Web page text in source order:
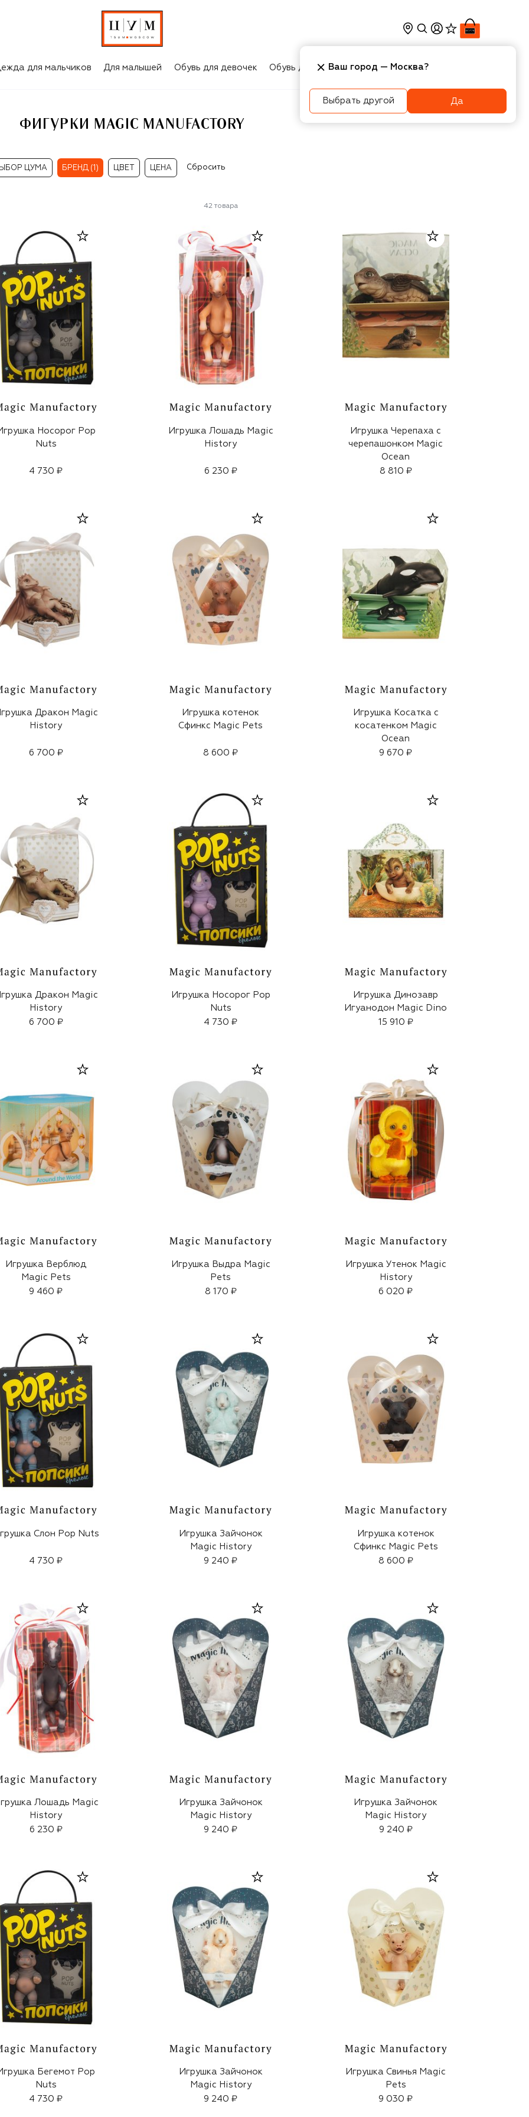
для мальчиков Для малышей Обувь для девочек Обувь для мальчиков Игрушки Аксесcуары
ФИГУРКИ MAGIC MANUFACTORY
ЦУМА БРЕНД (1) ЦВЕТ ЦЕНА Сбросить
42 товара
Носорог Pop
Nuts
4 730 ₽
Игрушка Лошадь Magic
History
6 230 ₽
Игрушка Черепаха с
черепашонком Magic
Ocean
8 810 ₽
Дракон Magic
History
6 700 ₽
Игрушка котенок
Сфинкс Magic Pets
8 600 ₽
Игрушка Косатка с
косатенком Magic
Ocean
9 670 ₽
Дракон Magic
History
6 700 ₽
Игрушка Носорог Pop
Nuts
4 730 ₽
Игрушка Динозавр
Игуанодон Magic Dino
15 910 ₽
Игрушка Верблюд
Magic Pets
9 460 ₽
Игрушка Выдра Magic
Pets
8 170 ₽
Игрушка Утенок Magic
History
6 020 ₽
Слон Pop Nuts
4 730 ₽
Игрушка Зайчонок
Magic History
9 240 ₽
Игрушка котенок
Сфинкс Magic Pets
8 600 ₽
Лошадь Magic
History
6 230 ₽
Игрушка Зайчонок
Magic History
9 240 ₽
Игрушка Зайчонок
Magic History
9 240 ₽
Бегемот Pop
Nuts
4 730 ₽
Игрушка Зайчонок
Magic History
9 240 ₽
Игрушка Свинья Magic
Pets
9 030 ₽
Ваш город — Москва?
Выбрать другой Да